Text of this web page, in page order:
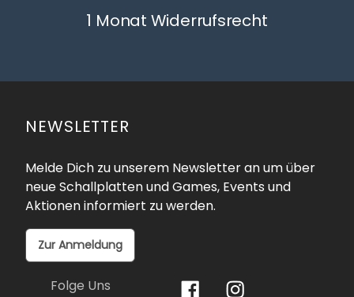
1 Monat Widerrufsrecht
NEWSLETTER
Melde Dich zu unserem Newsletter an um über
neue Schallplatten und Games, Events und
Aktionen informiert zu werden.
Zur Anmeldung
Folge Uns